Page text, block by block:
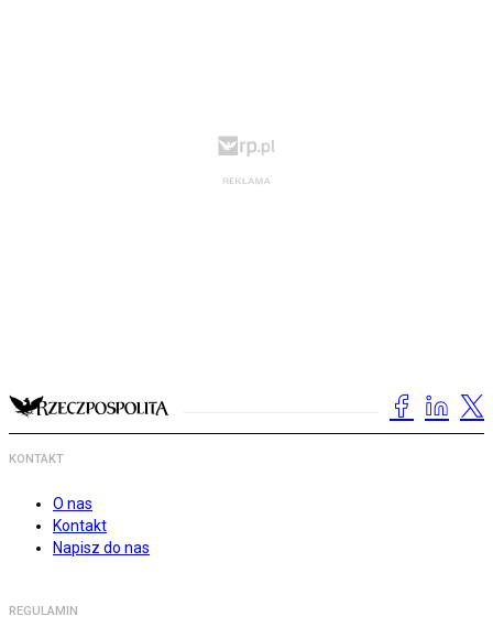
KONTAKT
O nas
Kontakt
Napisz do nas
REGULAMIN